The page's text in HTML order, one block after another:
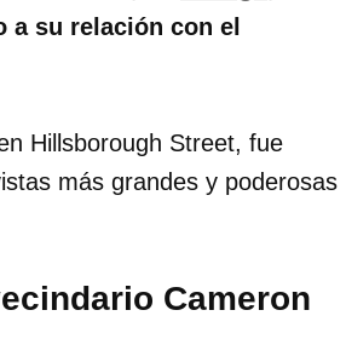
su relación con el
Hillsborough Street, fue
más grandes y poderosas
Cameron